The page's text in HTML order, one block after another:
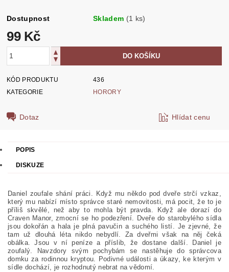
Dostupnost Skladem (1 ks)
99 Kč
KÓD PRODUKTU
436
KATEGORIE
HORORY
Dotaz Hlídat cenu
POPIS
DISKUZE
Daniel zoufale shání práci. Když mu někdo pod dveře strčí vzkaz,
který mu nabízí místo správce staré nemovitosti, má pocit, že to je
příliš skvělé, než aby to mohla být pravda. Když ale dorazí do
Craven Manor, zmocní se ho podezření. Dveře do starobylého sídla
jsou dokořán a hala je plná pavučin a suchého listí. Je zjevné, že
tam už dlouhá léta nikdo nebydlí. Za dveřmi však na něj čeká
obálka. Jsou v ní peníze a příslib, že dostane další. Daniel je
zoufalý. Navzdory svým pochybám se nastěhuje do správcova
domku za rodinnou kryptou. Podivné události a úkazy, ke kterým v
sídle dochází, je rozhodnutý nebrat na vědomí.